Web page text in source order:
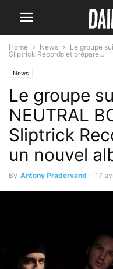
Home News
Le groupe
Sliptrick Records et prépare...
News
Le groupe
NEUTRAL
Sliptrick
un nouvel
By Antony Pradervand - 17